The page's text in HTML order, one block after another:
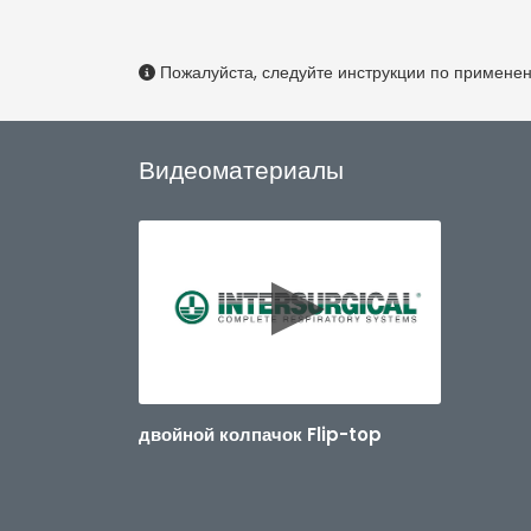
Пожалуйста, следуйте инструкции по
Видеоматериалы
двойной колпачок Flip-top